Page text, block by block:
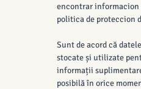
encontrar
politica de proteccion
Sunt de acord că
stocate și utilizate
informații
posibilă în orice